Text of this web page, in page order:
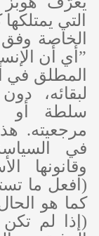
التي
الخاصة
”أي أن
المطلق في
لبقائه،
سلطة أو
مرجعيته.
في
وقانونها
(افعل ما
كما هو
(إذا لم تكن